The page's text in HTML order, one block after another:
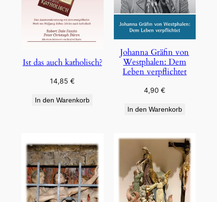
Ist das auch katholisch?
14,85€
In den Warenkorb
Johanna Gräfin von
Westphalen: Dem
Leben verpflichtet
4,90€
In den Warenkorb